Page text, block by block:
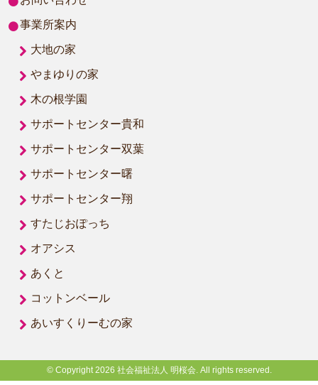
事業所案内
大地の家
やまゆりの家
木の根学園
サポートセンター貴和
サポートセンター双葉
サポートセンター曙
サポートセンター翔
すたじおぽっち
オアシス
あくと
コットンベール
あいすくりーむの家
© Copyright 2026 社会福祉法人 明桜会. All rights reserved.